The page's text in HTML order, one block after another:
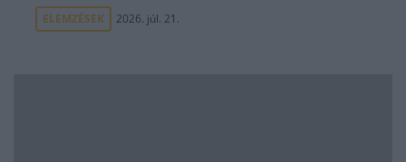
ELEMZÉSEK 2026. júl. 21.